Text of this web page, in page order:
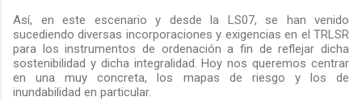
Así, en este escenario y desde la LS07, se han venido
sucediendo diversas incorporaciones y exigencias en el TRLSR
para los instrumentos de ordenación a fin de reflejar dicha
sostenibilidad y dicha integralidad. Hoy nos queremos centrar
en una muy concreta, los mapas de riesgo y los de
inundabilidad en particular.